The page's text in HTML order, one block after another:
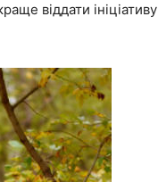
віддати ініціативу